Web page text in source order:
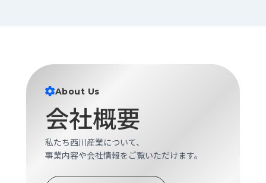
About Us
会社概要
私たち西川産業について、
事業内容や会社情報をご覧いただけます。